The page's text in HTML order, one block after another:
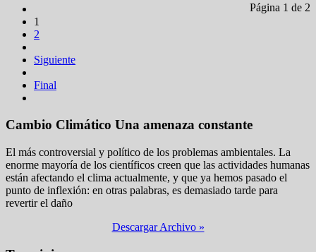
Página 1 de 2
1
2
Siguiente
Final
Cambio Climático Una amenaza constante
El más controversial y político de los problemas ambientales. La
enorme mayoría de los científicos creen que las actividades humanas
están afectando el clima actualmente, y que ya hemos pasado el
punto de inflexión: en otras palabras, es demasiado tarde para
revertir el daño
Descargar Archivo »